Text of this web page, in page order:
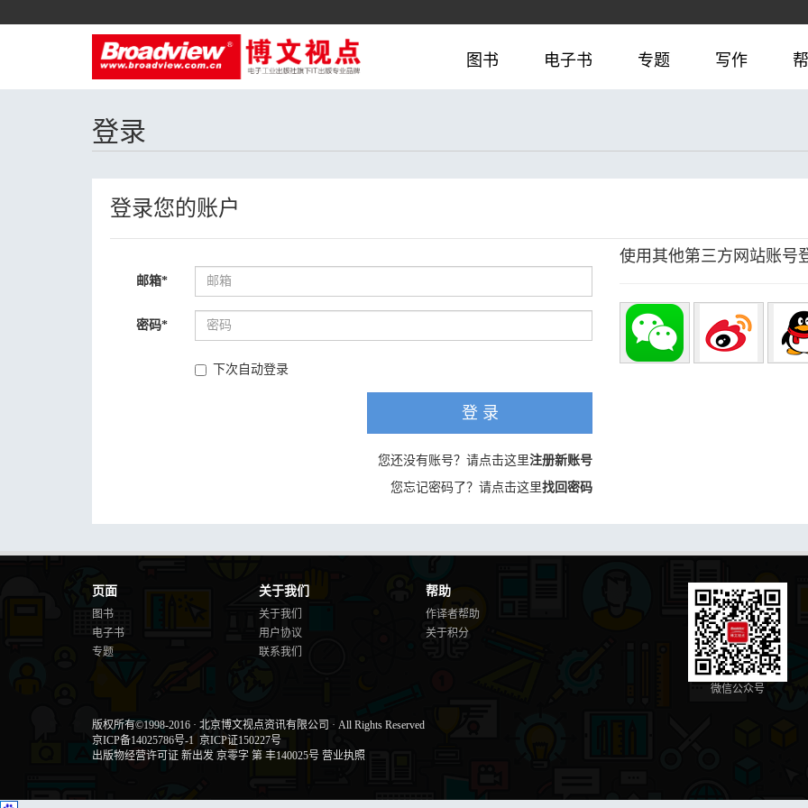
图书 电子书 专题 写作
登录
登录您的账户
邮箱*
密码*
下次自动登录
登 录
您还没有账号？请点击这里注册新账号
您忘记密码了？请点击这里找回密码
使用其他第三方网站账号
页面
图书
电子书
专题
关于我们
关于我们
用户协议
联系我们
帮助
作译者帮助
关于积分
微信公众号
版权所有©1998-2016 · 北京博文视点资讯有限公司 · All Rights Reserved
京ICP备14025786号-1 京ICP证150227号
出版物经营许可证 新出发 京零字 第 丰140025号 营业执照